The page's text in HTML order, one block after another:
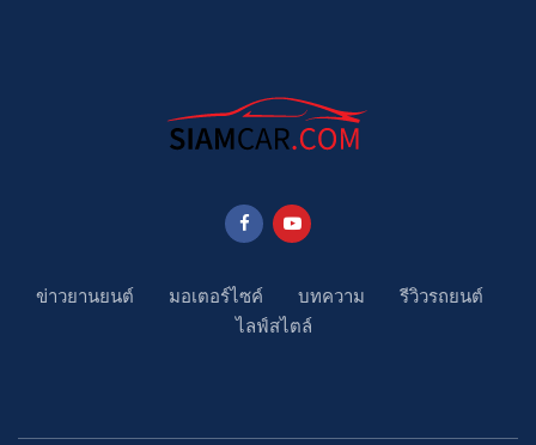
ข่าวยานยนต์ มอเตอร์ไซค์ บทความ
รีวิวรถยนต์
ไลฟ์สไตล์